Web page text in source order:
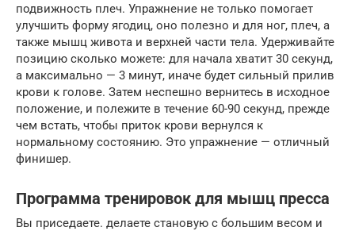
подвижность плеч. Упражнение не только помогает
улучшить форму ягодиц, оно полезно и для ног, плеч, а
также мышц живота и верхней части тела. Удерживайте
позицию сколько можете: для начала хватит 30 секунд,
а максимально — 3 минут, иначе будет сильный прилив
крови к голове. Затем неспешно вернитесь в исходное
положение, и полежите в течение 60-90 секунд, прежде
чем встать, чтобы приток крови вернулся к
нормальному состоянию. Это упражнение — отличный
финишер.
Программа тренировок для мышц пресса
Вы приседаете. делаете становую с большим весом и